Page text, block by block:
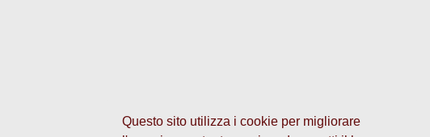
Questo sito utilizza i cookie per migliorare